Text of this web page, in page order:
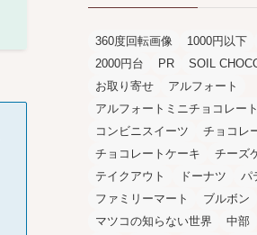
360度回転画像 1000円以下
2000円台
PR
SOIL
お取り寄せ
アルフォート
アルフォートミニチョコレート
コンビニスイーツ
チョコレ
チョコレートケーキ
チーズ
テイクアウト
ドーナツ
パ
ファミリーマート
ブルボン
マツコの知らない世界
中部